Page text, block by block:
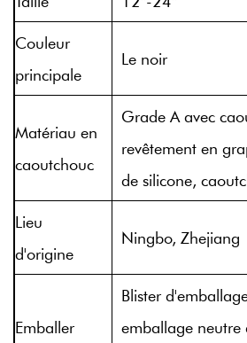
Couleur
principale
Le noir
Matériau en
caoutchouc
Grade A avec
revêtement en
de silicone,
Lieu
d'origine
Ningbo, Zhejiang
Emballer
Blister
emballage neutre